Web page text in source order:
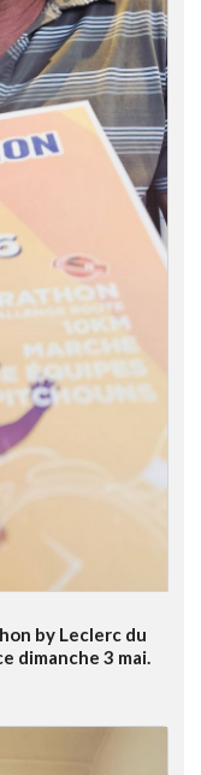
by Leclerc du
dimanche 3 mai.